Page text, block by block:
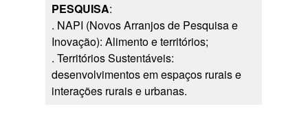
PESQUISA:
. NAPI (Novos Arranjos de Pesquisa e
Inovação): Alimento e territórios;
. Territórios Sustentáveis:
desenvolvimentos em espaços rurais e
interações rurais e urbanas.